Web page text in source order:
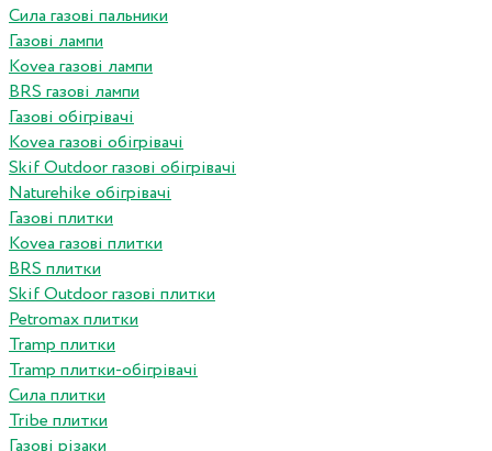
Сила газові пальники
Газові лампи
Kovea газові лампи
BRS газові лампи
Газові обігрівачі
Kovea газові обігрівачі
Skif Outdoor газові обігрівачі
Naturehike обігрівачі
Газові плитки
Kovea газові плитки
BRS плитки
Skif Outdoor газові плитки
Petromax плитки
Tramp плитки
Tramp плитки-обігрівачі
Сила плитки
Tribe плитки